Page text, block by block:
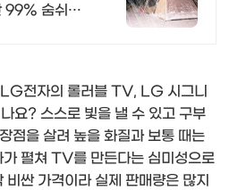
99% 숨쉬는
전자의 롤러블 TV, LG 시그니
요? 스스로 빛을 낼 수 있고 구부
점을 살려 높을 화질과 보통 때는
가 펼쳐 TV를 만든다는 심미성으로
싼 가격이라 실제 판매량은 많지